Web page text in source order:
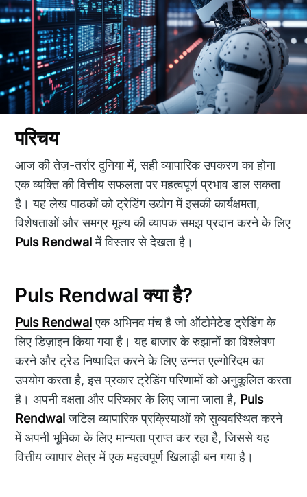
परिचय
आज की तेज़-तर्रार दुनिया में, सही व्यापारिक उपकरण का होना
एक व्यक्ति की वित्तीय सफलता पर महत्वपूर्ण प्रभाव डाल सकता
है। यह लेख पाठकों को ट्रेडिंग उद्योग में इसकी कार्यक्षमता,
विशेषताओं और समग्र मूल्य की व्यापक समझ प्रदान करने के लिए
Puls Rendwalमें विस्तार से देखता है।
Puls Rendwal क्या है?
Puls Rendwalएक अभिनव मंच है जो ऑटोमेटेड ट्रेडिंग के
लिए डिज़ाइन किया गया है। यह बाजार के रुझानों का विश्लेषण
करने और ट्रेड निष्पादित करने के लिए उन्नत एल्गोरिदम का
उपयोग करता है, इस प्रकार ट्रेडिंग परिणामों को अनुकूलित करता
है। अपनी दक्षता और परिष्कार के लिए जाना जाता है, Puls
Rendwalजटिल व्यापारिक प्रक्रियाओं को सुव्यवस्थित करने
में अपनी भूमिका के लिए मान्यता प्राप्त कर रहा है, जिससे यह
वित्तीय व्यापार क्षेत्र में एक महत्वपूर्ण खिलाड़ी बन गया है।